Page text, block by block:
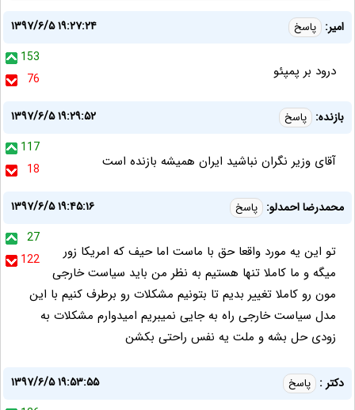
امیر: پاسخ
۱۳۹۷/۶/۵ ۱۹:۲۷:۲۴
153
76
درود بر پمپئو
بازنده: پاسخ
۱۳۹۷/۶/۵ ۱۹:۲۹:۵۲
117
18
آقای وزیر نگران نباشید ایران همیشه بازنده است
محمدرضا احمدلو: پاسخ
۱۳۹۷/۶/۵ ۱۹:۴۵:۱۶
27
122
تو این یه مورد واقعا حق با ماست اما حیف که امریکا زور
میگه و ما کاملا تنها هستیم به نظر من باید سیاست خارجی
مون رو کاملا تغییر بدیم تا بتونیم مشکلات رو برطرف کنیم با این
مدل سیاست خارجی راه به جایی نمیبریم امیدوارم مشکلات به
زودی حل بشه و ملت یه نفس راحتی بکشن
دکتر : پاسخ
۱۳۹۷/۶/۵ ۱۹:۵۳:۵۵